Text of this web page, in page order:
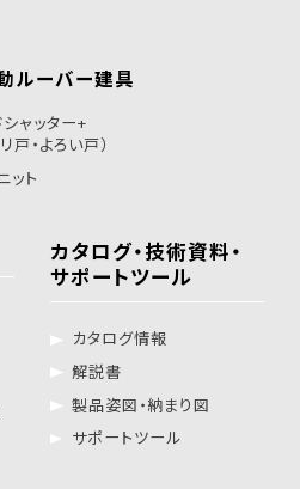
ルーバー建具
ャッター+
戸・よろい戸）
ット
カタログ・技術資料・
サポートツール
カタログ情報
解説書
製品姿図・納まり図
サポートツール